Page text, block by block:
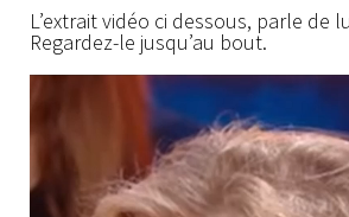
L’extrait vidéo ci dessous, parle de
Regardez-le jusqu’au bout.